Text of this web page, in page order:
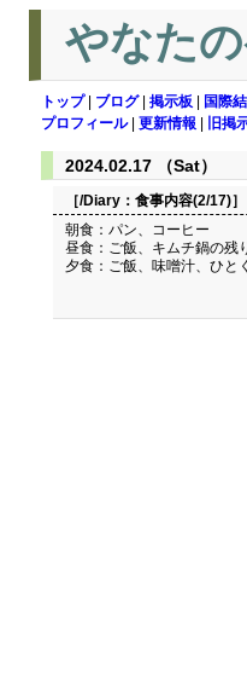
やなた
トップ| ブログ| 掲示板 国際
プロフィール| 更新情報 旧掲
2024.02.17 （Sat）
［/Diary： 食事内容(2/17)］
朝食：パン、コーヒー
昼食：ご飯、キムチ鍋の残
夕食：ご飯、味噌汁、ひとく